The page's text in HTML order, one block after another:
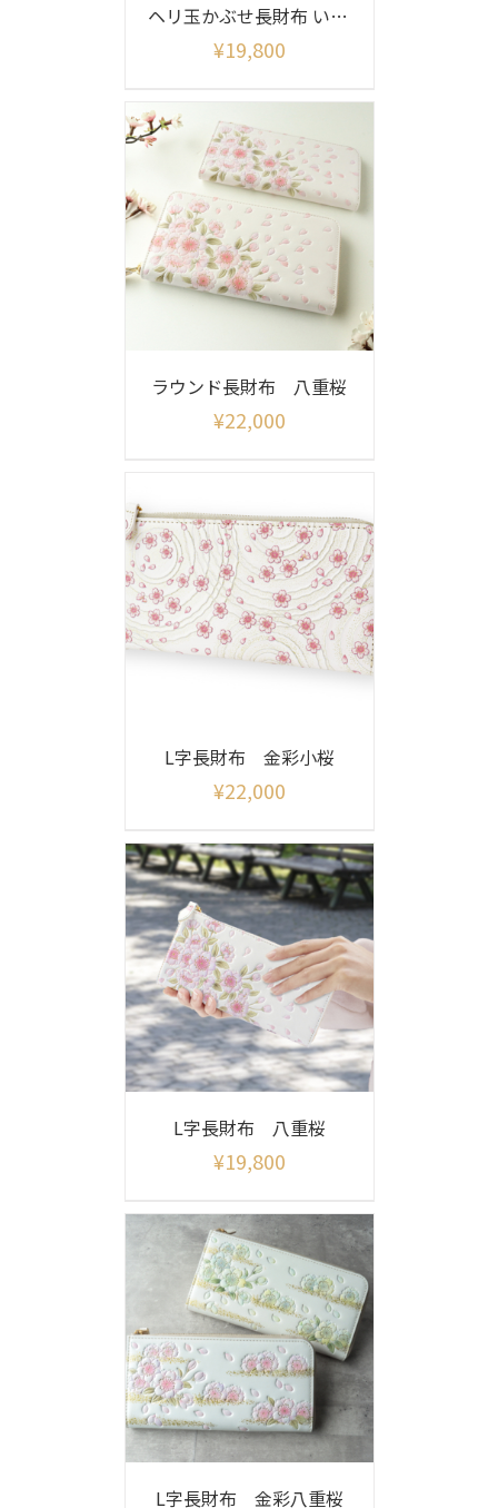
ヘリ玉かぶせ長財布 いろどり柄
¥19,800
ラウンド長財布 八重桜
¥22,000
L字長財布 金彩小桜
¥22,000
L字長財布 八重桜
¥19,800
L字長財布 金彩八重桜